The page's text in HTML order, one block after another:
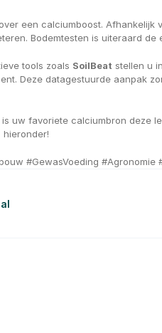
een calciumboost.
Bodemtesten is uiteraard
tools zoals SoilBeat stellen u
Deze datagestuurde aanpak
uw favoriete calciumbron deze
#GewasVoeding #Agronomie